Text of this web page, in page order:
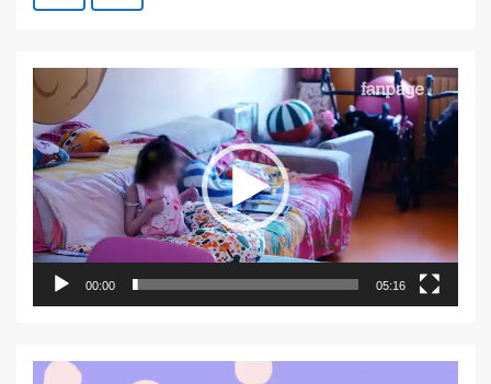
Video
Player
00:00 05:16
Video